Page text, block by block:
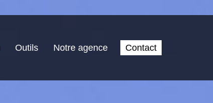
Outils Notre agence Contact